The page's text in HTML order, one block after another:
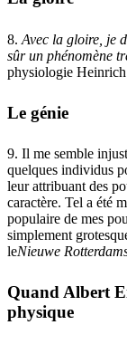
8. Avec la gloire, je
sûr un phénomène
physiologie
Le génie
9. Il me semble
quelques individus
leur attribuant des
caractère. Tel a été
populaire de mes
simplement
leNieuwe
Quand Albert
physique